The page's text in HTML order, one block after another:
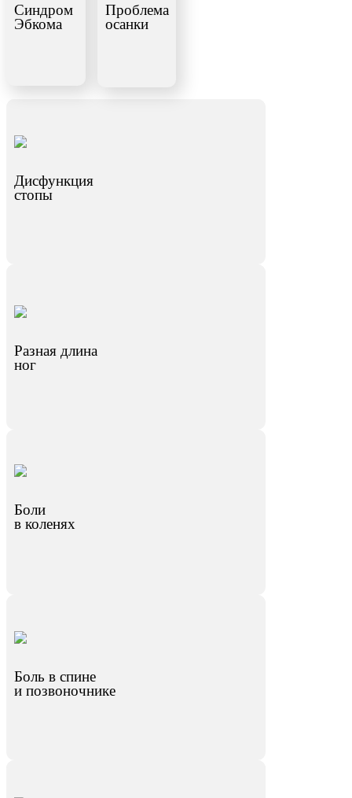
Синдром
Эбкома
Проблема
осанки
Дисфункция
стопы
Разная длина
ног
Боли
в коленях
Боль в спине
и позвоночнике